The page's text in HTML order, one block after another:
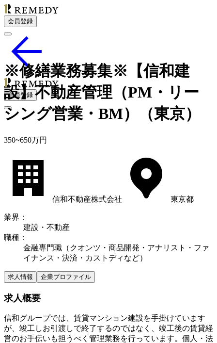
会員登録
会員登録
※修繕業務募集※【信和建
設】不動産管理（PM・リー
シング営業・BM）（東京）
350~650万円
信和不動産株式会社 東京都
業界 ：
建設・不動産
職種 ：
金融専門職（クオンツ・商品開発・アナリスト・ファ
イナンス・決済・カストディなど）
求人情報 企業プロファイル
求人概要
信和グループでは、賃貸マンション建設を手掛けています
が、竣工しお引渡しで終了するのではなく、竣工後の賃貸経
営のお手伝いも担うべく管理業務を行っています。個人・法